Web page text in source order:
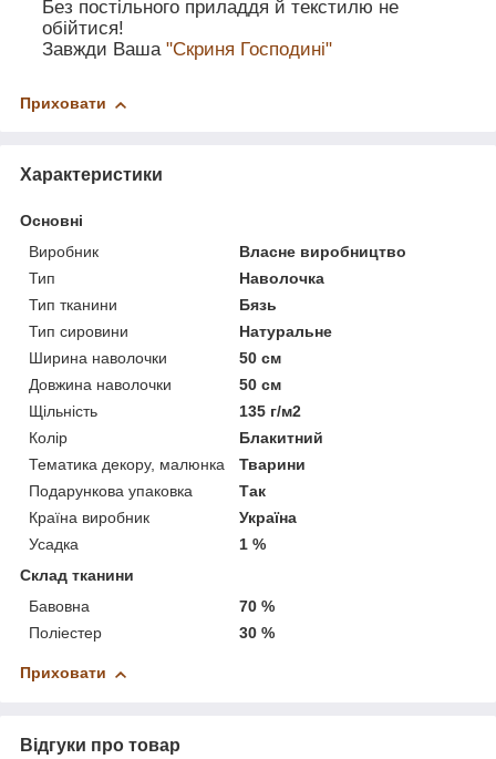
Без постільного приладдя й текстилю не
обійтися!
Завжди Ваша "Скриня Господині"
Приховати
Характеристики
Основні
Виробник
Власне виробництво
Тип
Наволочка
Тип тканини
Бязь
Тип сировини
Натуральне
Ширина наволочки
50 см
Довжина наволочки
50 см
Щільність
135 г/м2
Колір
Блакитний
Тематика декору, малюнка
Тварини
Подарункова упаковка
Так
Країна виробник
Україна
Усадка
1 %
Склад тканини
Бавовна
70 %
Поліестер
30 %
Приховати
Відгуки про товар